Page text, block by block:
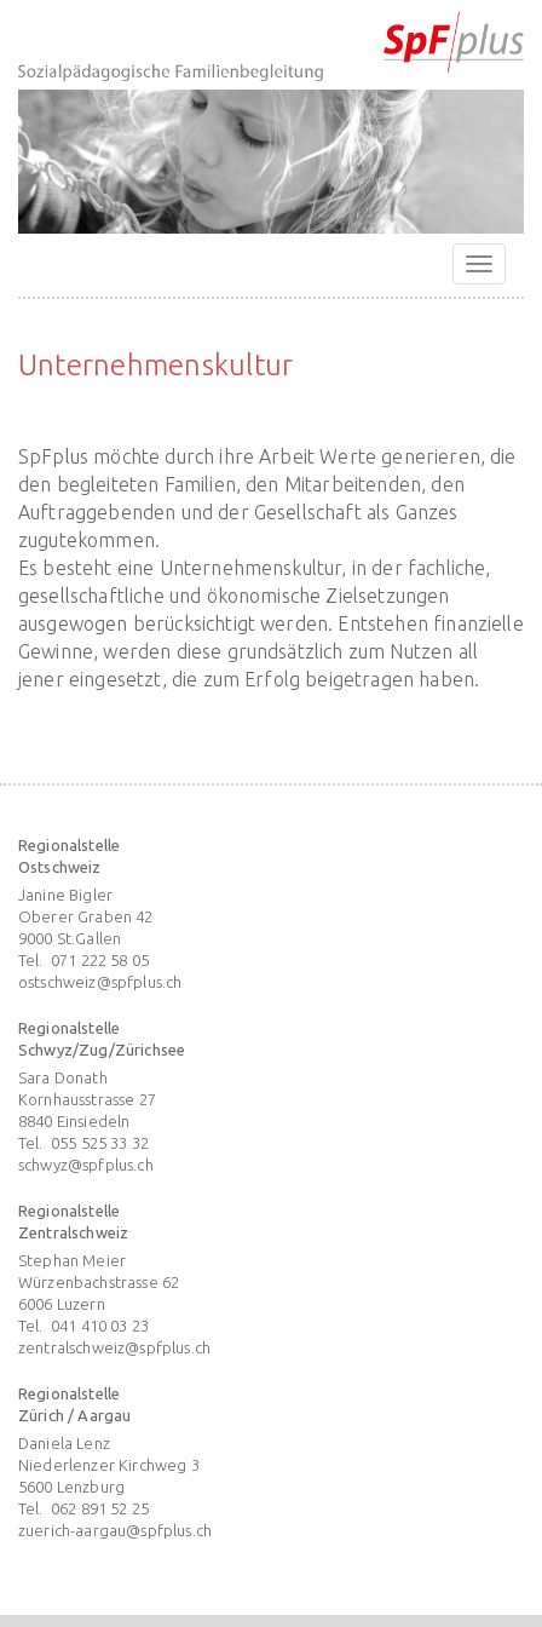
(Accesskey
Hauptnavigation
(Accesskey
Inhalt
(Accesskey
ein-/
Unternehmenskultur
SpFplus möchte durch ihre Arbeit Werte generieren, die
den begleiteten Familien, den Mitarbeitenden, den
Auftraggebenden und der Gesellschaft als Ganzes
zugutekommen.
Es besteht eine Unternehmenskultur, in der fachliche,
gesellschaftliche und ökonomische Zielsetzungen
ausgewogen berücksichtigt werden. Entstehen finanzielle
Gewinne, werden diese grundsätzlich zum Nutzen all
jener eingesetzt, die zum Erfolg beigetragen haben.
Regionalstelle
Ostschweiz
Janine Bigler
Oberer Graben 42
9000 St.Gallen
Tel.
071 222 58 05
ostschweiz@spfplus.ch
Regionalstelle
Schwyz/Zug/Zürichsee
Sara Donath
Kornhausstrasse 27
8840 Einsiedeln
Tel.
055 525 33 32
schwyz@spfplus.ch
Regionalstelle
Zentralschweiz
Stephan Meier
Würzenbachstrasse 62
6006 Luzern
Tel.
041 410 03 23
zentralschweiz@spfplus.ch
Regionalstelle
Zürich / Aargau
Daniela Lenz
Niederlenzer Kirchweg 3
5600 Lenzburg
Tel.
062 891 52 25
zuerich-aargau@spfplus.ch